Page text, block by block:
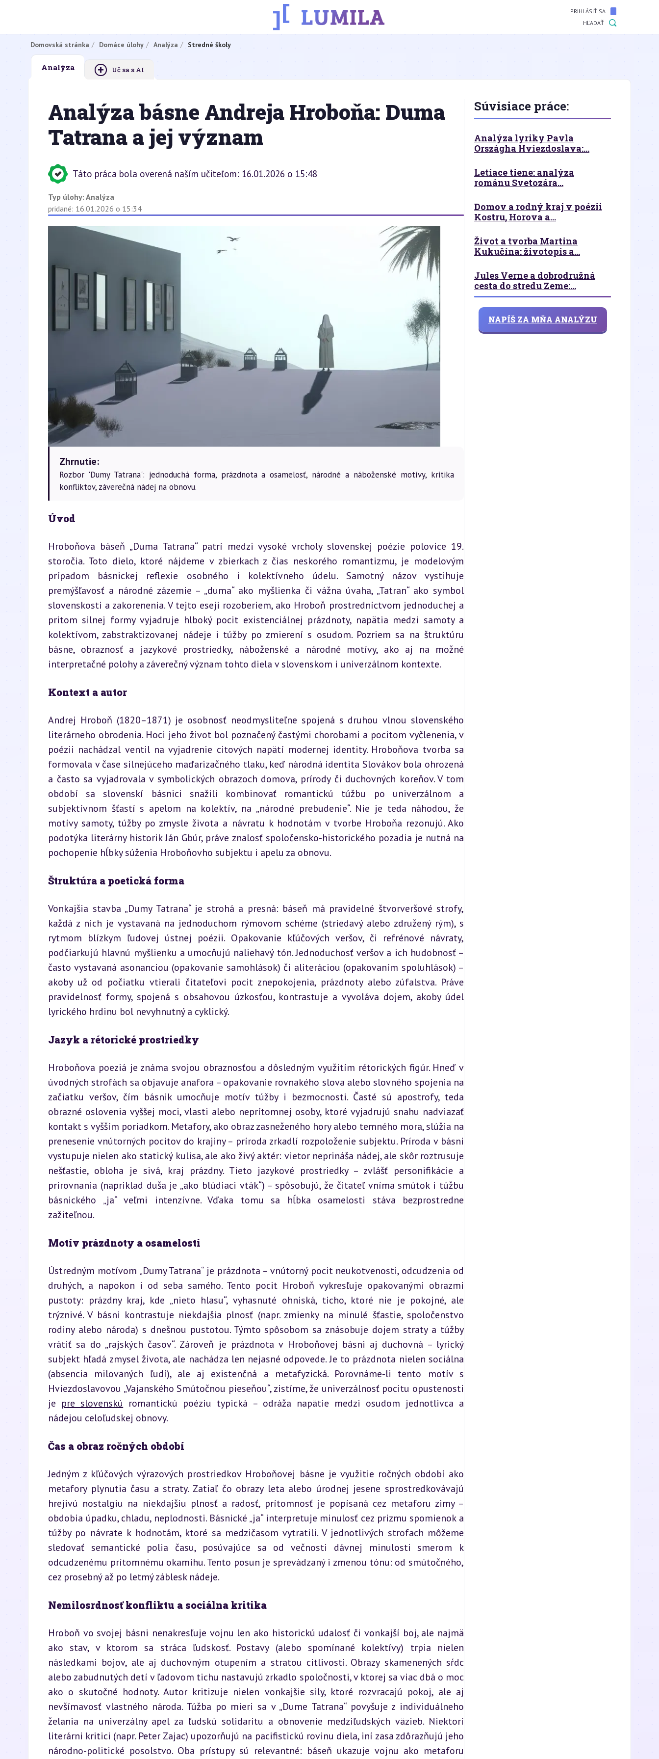
PRIHLÁSIŤ SA
HĽADAŤ
Domovská stránka Domáce úlohy Analýza Stredné školy
Analýza + Uč sa s AI
Analýza básne Andreja Hroboňa: Duma
Tatrana a jej význam
Táto práca bola overená naším učiteľom: 16.01.2026 o 15:48
Typ úlohy: Analýza
pridané: 16.01.2026 o 15:34
Zhrnutie:
Rozbor 'Dumy Tatrana': jednoduchá forma, prázdnota a osamelosť, národné a náboženské motívy, kritika
konfliktov, záverečná nádej na obnovu.
Úvod
Hroboňova báseň „Duma Tatrana“ patrí medzi vysoké vrcholy slovenskej poézie polovice 19.
storočia. Toto dielo, ktoré nájdeme v zbierkach z čias neskorého romantizmu, je modelovým
prípadom básnickej reflexie osobného i kolektívneho údelu. Samotný názov vystihuje
premýšľavosť a národné zázemie – „duma“ ako myšlienka či vážna úvaha, „Tatran“ ako symbol
slovenskosti a zakorenenia. V tejto eseji rozoberiem, ako Hroboň prostredníctvom jednoduchej a
pritom silnej formy vyjadruje hlboký pocit existenciálnej prázdnoty, napätia medzi samoty a
kolektívom, zabstraktizovanej nádeje i túžby po zmierení s osudom. Pozriem sa na štruktúru
básne, obraznosť a jazykové prostriedky, náboženské a národné motívy, ako aj na možné
interpretačné polohy a záverečný význam tohto diela v slovenskom i univerzálnom kontexte.
Kontext a autor
Andrej Hroboň (1820–1871) je osobnosť neodmysliteľne spojená s druhou vlnou slovenského
literárneho obrodenia. Hoci jeho život bol poznačený častými chorobami a pocitom vyčlenenia, v
poézii nachádzal ventil na vyjadrenie citových napätí modernej identity. Hroboňova tvorba sa
formovala v čase silnejúceho maďarizačného tlaku, keď národná identita Slovákov bola ohrozená
a často sa vyjadrovala v symbolických obrazoch domova, prírody či duchovných koreňov. V tom
období sa slovenskí básnici snažili kombinovať romantickú túžbu po univerzálnom a
subjektívnom šťastí s apelom na kolektív, na „národné prebudenie“. Nie je teda náhodou, že
motívy samoty, túžby po zmysle života a návratu k hodnotám v tvorbe Hroboňa rezonujú. Ako
podotýka literárny historik Ján Gbúr, práve znalosť spoločensko-historického pozadia je nutná na
pochopenie hĺbky súženia Hroboňovho subjektu i apelu za obnovu.
Štruktúra a poetická forma
Vonkajšia stavba „Dumy Tatrana“ je strohá a presná: báseň má pravidelné štvorveršové strofy,
každá z nich je vystavaná na jednoduchom rýmovom schéme (striedavý alebo združený rým), s
rytmom blízkym ľudovej ústnej poézii. Opakovanie kľúčových veršov, či refrénové návraty,
podčiarkujú hlavnú myšlienku a umocňujú naliehavý tón. Jednoduchosť veršov a ich hudobnosť –
často vystavaná asonanciou (opakovanie samohlások) či aliteráciou (opakovaním spoluhlások) –
akoby už od počiatku vtierali čitateľovi pocit znepokojenia, prázdnoty alebo zúfalstva. Práve
pravidelnosť formy, spojená s obsahovou úzkosťou, kontrastuje a vyvoláva dojem, akoby údel
lyrického hrdinu bol nevyhnutný a cyklický.
Jazyk a rétorické prostriedky
Hroboňova poeziá je známa svojou obraznosťou a dôsledným využitím rétorických figúr. Hneď v
úvodných strofách sa objavuje anafora – opakovanie rovnakého slova alebo slovného spojenia na
začiatku veršov, čím básnik umocňuje motív túžby i bezmocnosti. Časté sú apostrofy, teda
obrazné oslovenia vyššej moci, vlasti alebo neprítomnej osoby, ktoré vyjadrujú snahu nadviazať
kontakt s vyšším poriadkom. Metafory, ako obraz zasneženého hory alebo temného mora, slúžia na
prenesenie vnútorných pocitov do krajiny – príroda zrkadlí rozpoloženie subjektu. Príroda v básni
vystupuje nielen ako statický kulisa, ale ako živý aktér: vietor neprináša nádej, ale skôr roztrusuje
nešťastie, obloha je sivá, kraj prázdny. Tieto jazykové prostriedky – zvlášť personifikácie a
prirovnania (napriklad duša je „ako blúdiaci vták“) – spôsobujú, že čitateľ vníma smútok i túžbu
básnického „ja“ veľmi intenzívne. Vďaka tomu sa hĺbka osamelosti stáva bezprostredne
zažiteľnou.
Motív prázdnoty a osamelosti
Ústredným motívom „Dumy Tatrana“ je prázdnota – vnútorný pocit neukotvenosti, odcudzenia od
druhých, a napokon i od seba samého. Tento pocit Hroboň vykresľuje opakovanými obrazmi
pustoty: prázdny kraj, kde „nieto hlasu“, vyhasnuté ohniská, ticho, ktoré nie je pokojné, ale
trýznivé. V básni kontrastuje niekdajšia plnosť (napr. zmienky na minulé šťastie, spoločenstvo
rodiny alebo národa) s dnešnou pustotou. Týmto spôsobom sa znásobuje dojem straty a túžby
vrátiť sa do „rajských časov“. Zároveň je prázdnota v Hroboňovej básni aj duchovná – lyrický
subjekt hľadá zmysel života, ale nachádza len nejasné odpovede. Je to prázdnota nielen sociálna
(absencia milovaných ľudí), ale aj existenčná a metafyzická. Porovnáme-li tento motív s
Hviezdoslavovou „Vajanského Smútočnou pieseňou“, zistíme, že univerzálnosť pocitu opustenosti
je pre slovenskú romantickú poéziu typická – odráža napätie medzi osudom jednotlivca a
nádejou celoľudskej obnovy.
Čas a obraz ročných období
Jedným z kľúčových výrazových prostriedkov Hroboňovej básne je využitie ročných období ako
metafory plynutia času a straty. Zatiaľ čo obrazy leta alebo úrodnej jesene sprostredkovávajú
hrejivú nostalgiu na niekdajšiu plnosť a radosť, prítomnosť je popísaná cez metaforu zimy –
obdobia úpadku, chladu, neplodnosti. Básnické „ja“ interpretuje minulosť cez prizmu spomienok a
túžby po návrate k hodnotám, ktoré sa medzičasom vytratili. V jednotlivých strofach môžeme
sledovať semantické polia času, posúvajúce sa od večnosti dávnej minulosti smerom k
odcudzenému prítomnému okamihu. Tento posun je sprevádzaný i zmenou tónu: od smútočného,
cez prosebný až po letmý záblesk nádeje.
Nemilosrdnosť konfliktu a sociálna kritika
Hroboň vo svojej básni nenakresľuje vojnu len ako historickú udalosť či vonkajší boj, ale najmä
ako stav, v ktorom sa stráca ľudskosť. Postavy (alebo spomínané kolektívy) trpia nielen
následkami bojov, ale aj duchovným otupením a stratou citlivosti. Obrazy skamenených sŕdc
alebo zabudnutých detí v ľadovom tichu nastavujú zrkadlo spoločnosti, v ktorej sa viac dbá o moc
ako o skutočné hodnoty. Autor kritizuje nielen vonkajšie sily, ktoré rozvracajú pokoj, ale aj
nevšímavosť vlastného národa. Túžba po mieri sa v „Dume Tatrana“ povyšuje z individuálneho
želania na univerzálny apel za ľudskú solidaritu a obnovenie medziľudských väzieb. Niektorí
literárni kritici (napr. Peter Zajac) upozorňujú na pacifistickú rovinu diela, iní zasa zdôrazňujú jeho
národno-politické posolstvo. Oba prístupy sú relevantné: báseň ukazuje vojnu ako metaforu
Súvisiace práce:
Analýza lyriky Pavla
Országha Hviezdoslava:...
Letiace tiene: analýza
románu Svetozára...
Domov a rodný kraj v poézii
Kostru, Horova a...
Život a tvorba Martina
Kukučína: životopis a...
Jules Verne a dobrodružná
cesta do stredu Zeme:...
NAPÍŠ ZA MŇA ANALÝZU